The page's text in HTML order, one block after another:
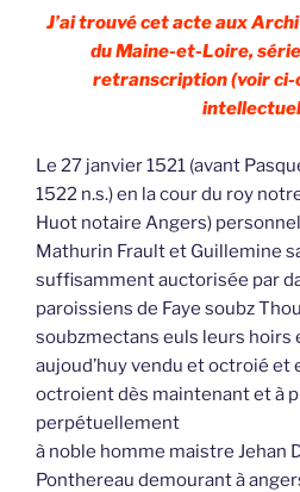
J’ai trouvé cet acte aux
du Maine-et-Loire,
retranscription (voir
Le 27 janvier 1521 (avant
1522 n.s.) en la cour du roy
Huot notaire Angers)
Mathurin Frault et Guillemine
suffisamment auctorisée par
paroissiens de Faye soubz
soubzmectans euls leurs
aujoud’huy vendu et octroié
octroient dès maintenant et à
perpétuellement
à noble homme maistre Jehan
Ponthereau demourant à